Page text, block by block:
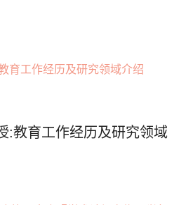
:教育工作经历及研究领域